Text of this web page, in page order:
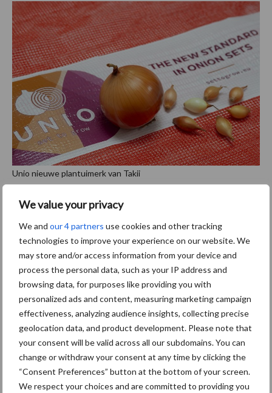
We value your privacy
We and our 4 partners use cookies and other tracking
technologies to improve your experience on our website. We
may store and/or access information from your device and
process the personal data, such as your IP address and
browsing data, for purposes like providing you with
personalized ads and content, measuring marketing campaign
effectiveness, analyzing audience insights, collecting precise
geolocation data, and product development. Please note that
your consent will be valid across all our subdomains. You can
change or withdraw your consent at any time by clicking the
“Consent Preferences” button at the bottom of your screen.
We respect your choices and are committed to providing you
Unio nieuwe plantuimerk van Takii
Met de ‘Ruby Star’ heeft Takii een rode zaaiui voor de
Nederlandse markt, die gezien mag worden als de vroegste
hybride. De ‘Bruce’ is een middelvroeg afrijpende gele ui. “De
Bruce kenmerkt zich door een rustige groei, wat met name op
zandgrond een voordeel is. Daar kan onregelmatige groei tot
ongewenste tarra leiden. Dit ras wordt enthousiast ontvangen in
Oost-Nederland, maar ook in Flevoland wordt Bruce gezaaid met
het oog op de fusariumtolerantie.. Dat de uien sterk zijn tegen
resistentie bestaat niet, dus het is ook niet een oplossing. Toch
zie je wel degelijk verschil in aantasting.”